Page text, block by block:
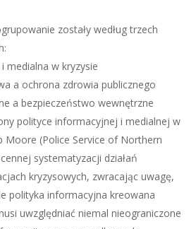
zostały według trzech
medialna w kryzysie
a ochrona zdrowia publicznego
a bezpieczeństwo wewnętrzne
polityce informacyjnej i medialnej w
Moore (Police Service of Northern
systematyzacji działań
kryzysowych, zwracając uwagę,
polityka informacyjna kreowana
uwzględniać niemal nieograniczone